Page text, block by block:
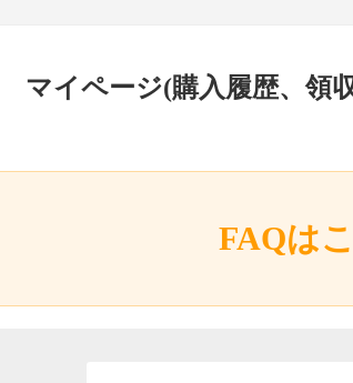
マイページ(購入履歴、領
FAQは